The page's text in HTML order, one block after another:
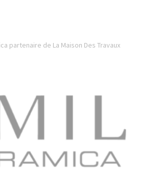
partenaire de La Maison Des Travaux